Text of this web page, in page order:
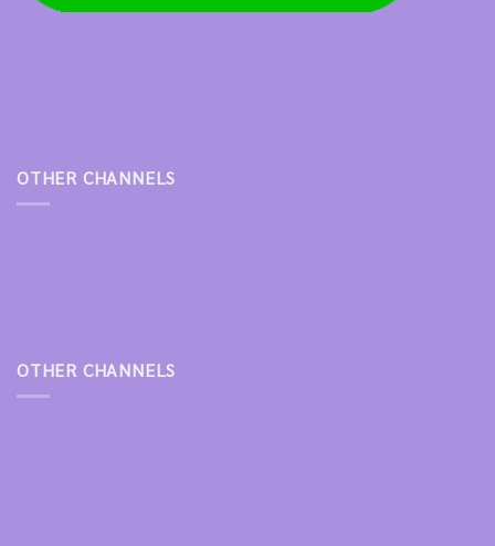
OTHER CHANNELS
OTHER CHANNELS